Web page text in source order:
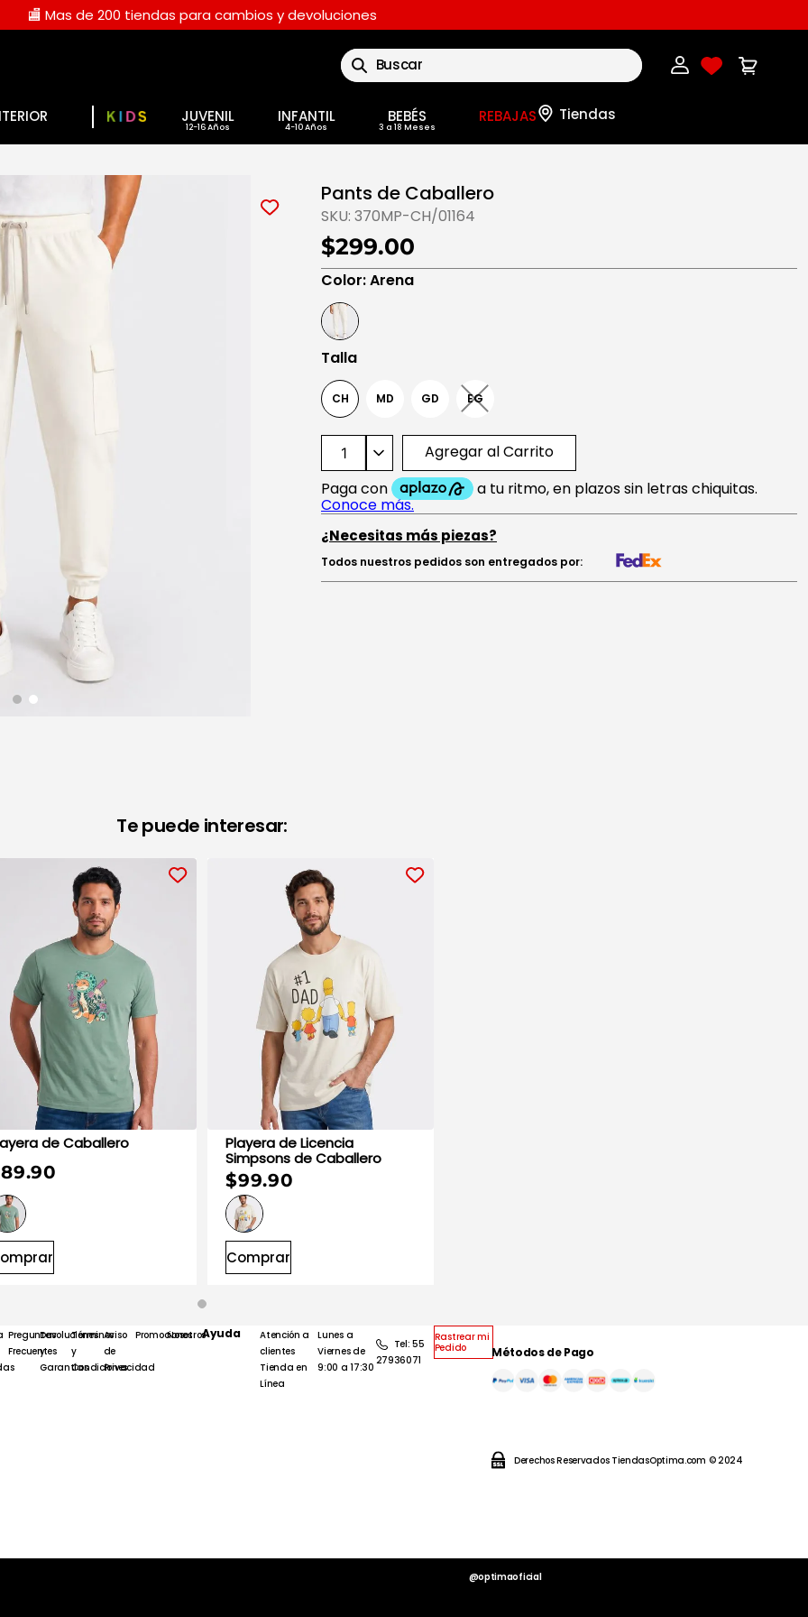
🏬 Mas de 200 tiendas para cambios y devoluciones
Buscar
JUVENIL INFANTIL BEBÉS REBAJAS
Pants de Caballero
SKU: 370MP-CH/01164
$299.00
Color:Arena
Talla
CH MD GD EG
Agregar al Carrito
¿Necesitas más piezas?
Todos nuestros pedidos son entregados por:
Te puede interesar:
Playera de Caballero
Playera de Licencia
Simpsons de Caballero
$99.90
Comprar
Preguntas
Frecuentes
Devoluciones
y
Garantías
Términos
y
Condiciones
Aviso
de
Privacidad
Promociones
NosotrosAyuda
Atención a
clientes
Tienda en
Línea
Lunes a
Viernes de
9:00 a 17:30
Tel: 55
27936071
Rastrear mi
Pedido
Métodos de Pago
Derechos Reservados TiendasOptima.com © 2024
@optimaoficial